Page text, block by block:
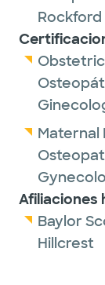
Maternal
Afiliaciones
Baylor
Hillcrest